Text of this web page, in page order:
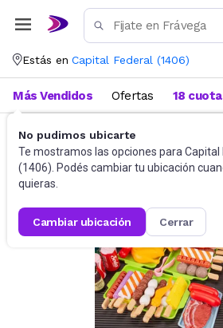
Estás en Capital Federal (1406)
No pudimos ubicarte
Te mostramos las opciones para Capital
(1406). Podés cambiar tu ubicación
quieras.
cambiar ubicación cerrar
Más Vendidos Ofertas 18
Sets y otros Juegos de Cocina